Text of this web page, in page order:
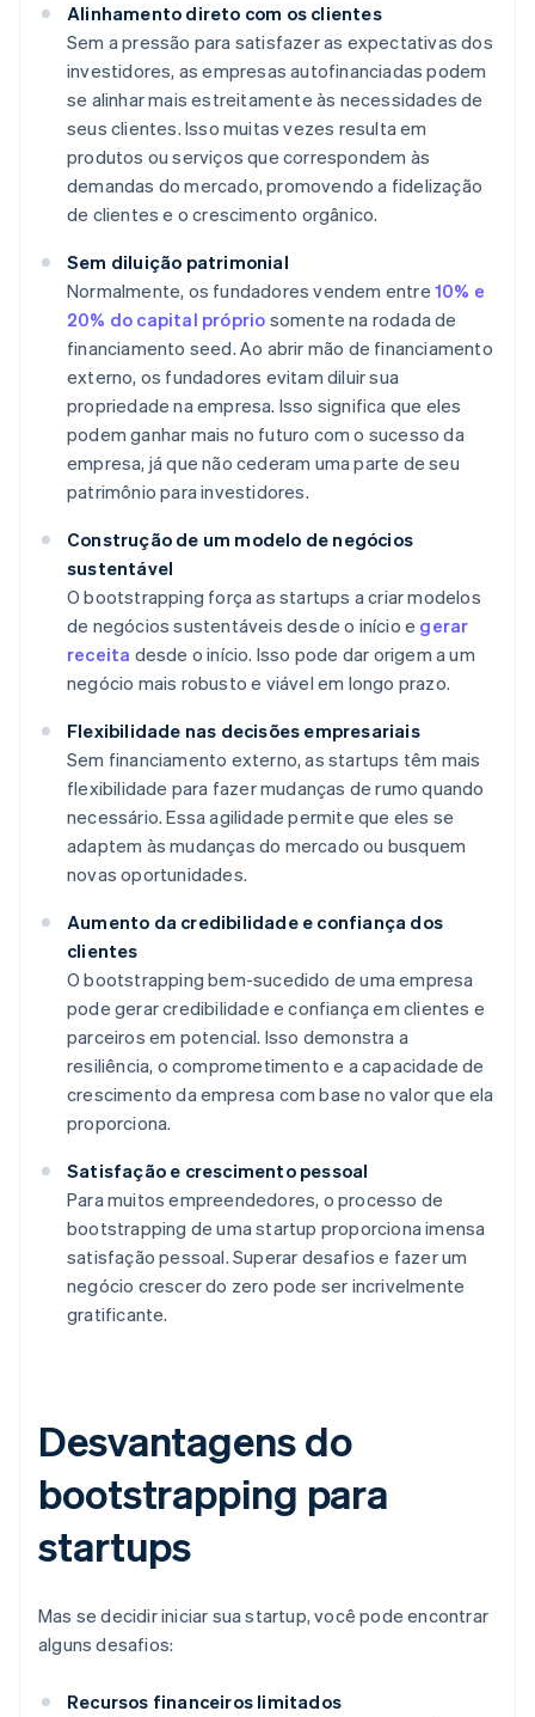
Alinhamento direto com os clientes
Sem a pressão para satisfazer as expectativas dos
investidores, as empresas autofinanciadas podem
se alinhar mais estreitamente às necessidades de
seus clientes. Isso muitas vezes resulta em
produtos ou serviços que correspondem às
demandas do mercado, promovendo a fidelização
de clientes e o crescimento orgânico.
Sem diluição patrimonial
Normalmente, os fundadores vendem entre 10% e
20% do capital próprio somente na rodada de
financiamento seed. Ao abrir mão de financiamento
externo, os fundadores evitam diluir sua
propriedade na empresa. Isso significa que eles
podem ganhar mais no futuro com o sucesso da
empresa, já que não cederam uma parte de seu
patrimônio para investidores.
Construção de um modelo de negócios
sustentável
O bootstrapping força as startups a criar modelos
de negócios sustentáveis desde o início e gerar
receita desde o início. Isso pode dar origem a um
negócio mais robusto e viável em longo prazo.
Flexibilidade nas decisões empresariais
Sem financiamento externo, as startups têm mais
flexibilidade para fazer mudanças de rumo quando
necessário. Essa agilidade permite que eles se
adaptem às mudanças do mercado ou busquem
novas oportunidades.
Aumento da credibilidade e confiança dos
clientes
O bootstrapping bem-sucedido de uma empresa
pode gerar credibilidade e confiança em clientes e
parceiros em potencial. Isso demonstra a
resiliência, o comprometimento e a capacidade de
crescimento da empresa com base no valor que ela
proporciona.
Satisfação e crescimento pessoal
Para muitos empreendedores, o processo de
bootstrapping de uma startup proporciona imensa
satisfação pessoal. Superar desafios e fazer um
negócio crescer do zero pode ser incrivelmente
gratificante.
Desvantagens do
bootstrapping para
startups
Mas se decidir iniciar sua startup, você pode encontrar
alguns desafios:
Recursos financeiros limitados